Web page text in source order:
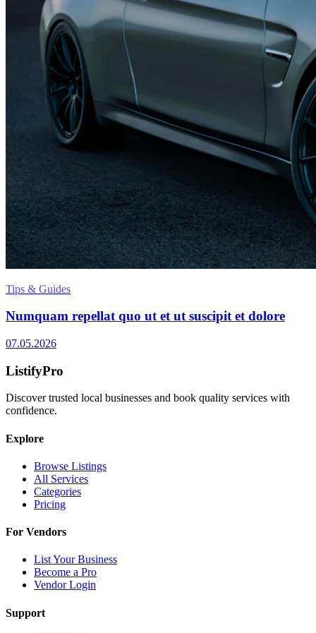
Tips & Guides
Numquam repellat quo ut et ut suscipit et dolore
07.05.2026
ListifyPro
Discover trusted local businesses and book quality services with
confidence.
Explore
Browse Listings
All Services
Categories
Pricing
For Vendors
List Your Business
Become a Pro
Vendor Login
Support